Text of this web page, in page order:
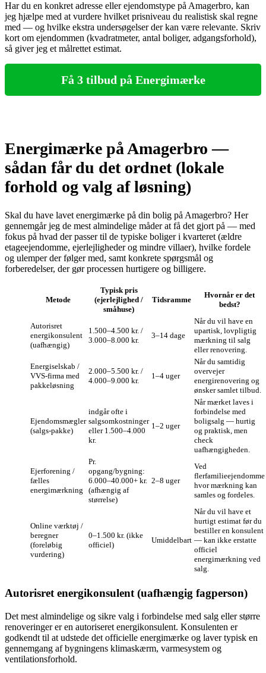
Har du en konkret adresse eller ejendomstype på Amagerbro, kan
jeg hjælpe med at vurdere hvilket prisniveau du realistisk skal regne
med — og hvilke ekstra undersøgelser der kan være relevante. Skriv
kort om ejendommen (kvadratmeter, antal boliger, adgangsforhold),
så giver jeg et målrettet estimat.
Få 3 tilbud på Energimærke
Energimærke på Amagerbro —
sådan får du det ordnet (lokale
forhold og valg af løsning)
Skal du have lavet energimærke på din bolig på Amagerbro? Her
gennemgår jeg de mest almindelige måder at få det gjort på — med
fokus på hvad der passer til de typiske boliger i kvarteret (ældre
etageejendomme, ejerlejligheder og mindre villaer), hvilke fordele
og ulemper der følger med, samt konkrete spørgsmål og
forberedelser, der gør processen hurtigere og billigere.
Metode
Typisk pris
(ejerlejlighed /
småhuse)
Tidsramme
Hvornår er det
bedst?
Autorisret
energikonsulent
(uafhængig)
1.500–4.500 kr. /
3.000–8.000 kr.
3–14 dage
Når du vil have en
upartisk, lovpligtig
mærkning til salg
eller renovering.
Energiselskab /
VVS‑firma med
pakkeløsning
2.000–5.500 kr. /
4.000–9.000 kr.
1–4 uger
Når du samtidig
overvejer
energirenovering og
ønsker samlet tilbud.
Ejendomsmægler
(salgs‑pakke)
indgår ofte i
salgsomkostninger
eller 1.500–4.000
kr.
1–2 uger
Når mærket laves i
forbindelse med
boligsalg — hurtig
og praktisk, men
check
uafhængigheden.
Ejerforening /
fælles
energimærkning
Pr.
opgang/bygning:
6.000–40.000+ kr.
(afhængig af
størrelse)
2–8 uger
Ved
flerfamilieejendomme
hvor mærkning kan
samles og fordeles.
Online værktøj /
beregner
(foreløbig
vurdering)
0–1.500 kr. (ikke
officiel)
Umiddelbart
Når du vil have et
hurtigt estimat før du
bestiller en konsulent
— kan ikke erstatte
officiel
energimærkning ved
salg.
Autorisret energikonsulent (uafhængig fagperson)
Det mest almindelige og sikre valg i forbindelse med salg eller større
renoveringer er en autoriseret energikonsulent. Konsulenten er
godkendt til at udstede det officielle energimærke og laver typisk en
gennemgang af bygningens klimaskærm, varmesystem og
ventilationsforhold.